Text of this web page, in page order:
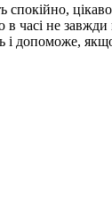
часі не
і допоможе,